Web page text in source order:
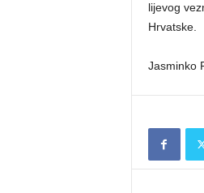
lijevog
Hrvatske.
Jasminko